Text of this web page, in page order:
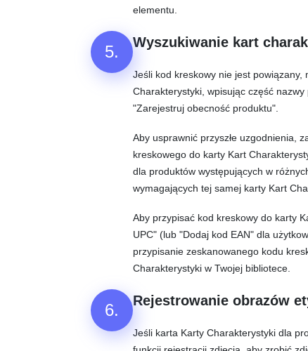
elementu.
5. Wyszukiwanie kart
Jeśli kod kreskowy nie jest powiązany,
Charakterystyki, wpisując część
"Zarejestruj obecność produktu".
Aby usprawnić przyszłe uzgodnienia,
kreskowego do karty Kart
dla produktów występujących w
wymagających tej samej karty Kart
Aby przypisać kod kreskowy do karty
UPC" (lub "Dodaj kod EAN" dla
przypisanie zeskanowanego kodu
Charakterystyki w Twojej bibliotece.
6. Rejestrowanie obrazów
Jeśli karta Karty Charakterystyki dla